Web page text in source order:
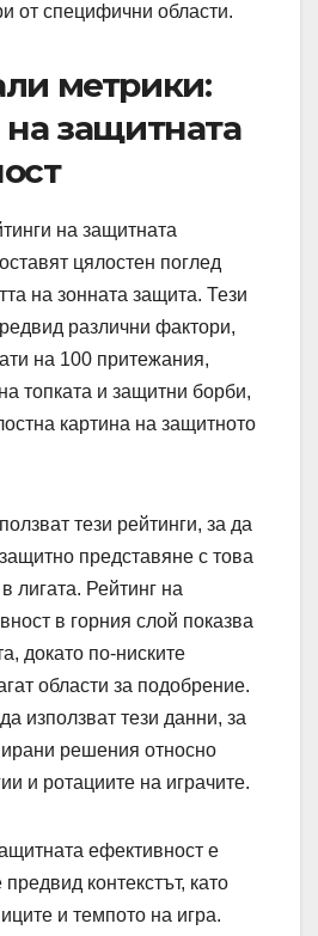
от специфични области.
метрики:
защитната
на защитната
цялостен поглед
на зонната защита. Тези
различни фактори,
на 100 притежания,
топката и защитни борби,
картина на защитното
тези рейтинги, за да
представяне с това
лигата. Рейтинг на
в горния слой показва
докато по-ниските
области за подобрение.
използват тези данни, за
решения относно
и ротациите на играчите.
ефективност е
контекстът, като
и темпото на игра.